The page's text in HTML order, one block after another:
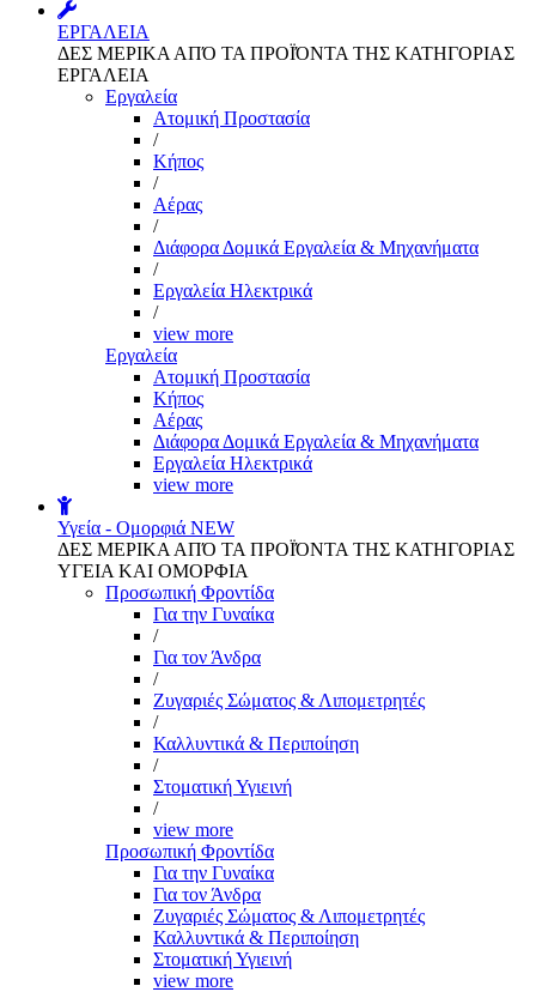
ΕΡΓΑΛΕΙΑ
ΔΕΣ ΜΕΡΙΚΑ ΑΠΌ ΤΑ ΠΡΟΪΌΝΤΑ ΤΗΣ ΚΑΤΗΓΟΡΙΑΣ
ΕΡΓΑΛΕΙΑ
Εργαλεία
Aτομική Προστασία
/
Kήπος
/
Αέρας
/
Διάφορα Δομικά Εργαλεία & Μηχανήματα
/
Εργαλεία Ηλεκτρικά
/
view more
Εργαλεία
Aτομική Προστασία
Kήπος
Αέρας
Διάφορα Δομικά Εργαλεία & Μηχανήματα
Εργαλεία Ηλεκτρικά
view more
Υγεία - Ομορφιά NEW
ΔΕΣ ΜΕΡΙΚΑ ΑΠΌ ΤΑ ΠΡΟΪΌΝΤΑ ΤΗΣ ΚΑΤΗΓΟΡΙΑΣ
ΥΓΕΙΑ ΚΑΙ ΟΜΟΡΦΙΑ
Προσωπική Φροντίδα
Για την Γυναίκα
/
Για τον Άνδρα
/
Ζυγαριές Σώματος & Λιπομετρητές
/
Καλλυντικά & Περιποίηση
/
Στοματική Υγιεινή
/
view more
Προσωπική Φροντίδα
Για την Γυναίκα
Για τον Άνδρα
Ζυγαριές Σώματος & Λιπομετρητές
Καλλυντικά & Περιποίηση
Στοματική Υγιεινή
view more